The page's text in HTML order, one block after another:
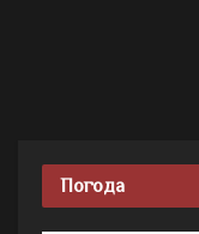
Погода